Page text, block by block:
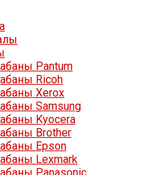
Pantum
Ricoh
Xerox
Samsung
Kyocera
Brother
Epson
Lexmark